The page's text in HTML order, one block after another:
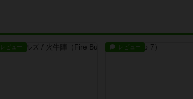
レビュー レビュー